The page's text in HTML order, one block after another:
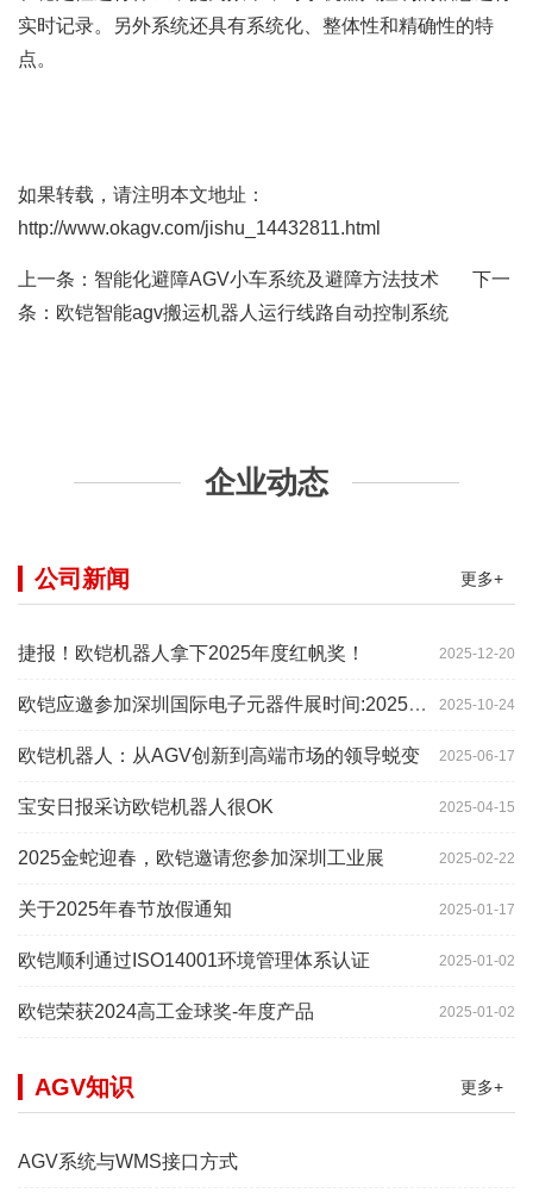
实时记录。另外系统还具有系统化、整体性和精确性的特
点。
如果转载，请注明本文地址：
http://www.okagv.com/jishu_14432811.html
上一条： 智能化避障AGV小车系统及避障方法技术 下一
条： 欧铠智能agv搬运机器人运行线路自动控制系统
企业动态
更多+
公司新闻
2025-12-20
捷报！欧铠机器人拿下2025年度红帆奖！
2025-10-24
欧铠应邀参加深圳国际电子元器件展时间:2025年10月28-
2025-06-17
欧铠机器人：从AGV创新到高端市场的领导蜕变
2025-04-15
宝安日报采访欧铠机器人很OK
2025-02-22
2025金蛇迎春，欧铠邀请您参加深圳工业展
2025-01-17
关于2025年春节放假通知
2025-01-02
欧铠顺利通过ISO14001环境管理体系认证
2025-01-02
欧铠荣获2024高工金球奖-年度产品
更多+
AGV知识
AGV系统与WMS接口方式